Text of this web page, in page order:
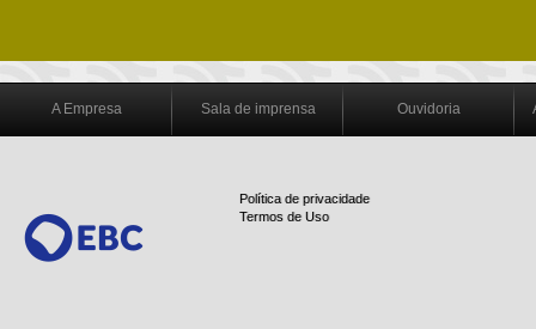
A Empresa Sala de imprensa Ouvidoria
Política de privacidade
Termos de Uso